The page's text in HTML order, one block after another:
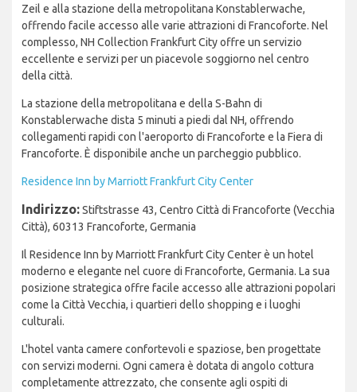
Zeil e alla stazione della metropolitana Konstablerwache,
offrendo facile accesso alle varie attrazioni di Francoforte. Nel
complesso, NH Collection Frankfurt City offre un servizio
eccellente e servizi per un piacevole soggiorno nel centro
della città.
La stazione della metropolitana e della S-Bahn di
Konstablerwache dista 5 minuti a piedi dal NH, offrendo
collegamenti rapidi con l'aeroporto di Francoforte e la Fiera di
Francoforte. È disponibile anche un parcheggio pubblico.
Residence Inn by Marriott Frankfurt City Center
Indirizzo:Stiftstrasse 43, Centro Città di Francoforte (Vecchia
Città), 60313 Francoforte, Germania
Il Residence Inn by Marriott Frankfurt City Center è un hotel
moderno e elegante nel cuore di Francoforte, Germania. La sua
posizione strategica offre facile accesso alle attrazioni popolari
come la Città Vecchia, i quartieri dello shopping e i luoghi
culturali.
L'hotel vanta camere confortevoli e spaziose, ben progettate
con servizi moderni. Ogni camera è dotata di angolo cottura
completamente attrezzato, che consente agli ospiti di